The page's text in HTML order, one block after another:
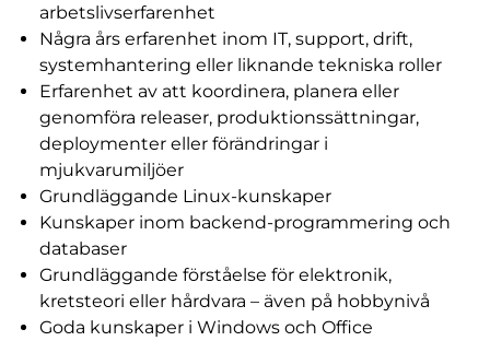
arbetslivserfarenhet
Några års erfarenhet inom IT, support, drift,
systemhantering eller liknande tekniska roller
Erfarenhet av att koordinera, planera eller
genomföra releaser, produktionssättningar,
deploymenter eller förändringar i
mjukvarumiljöer
Grundläggande Linux-kunskaper
Kunskaper inom backend-programmering och
databaser
Grundläggande förståelse för elektronik,
kretsteori eller hårdvara – även på hobbynivå
Goda kunskaper i Windows och Office